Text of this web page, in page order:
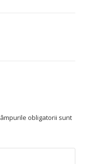
obligatorii sunt